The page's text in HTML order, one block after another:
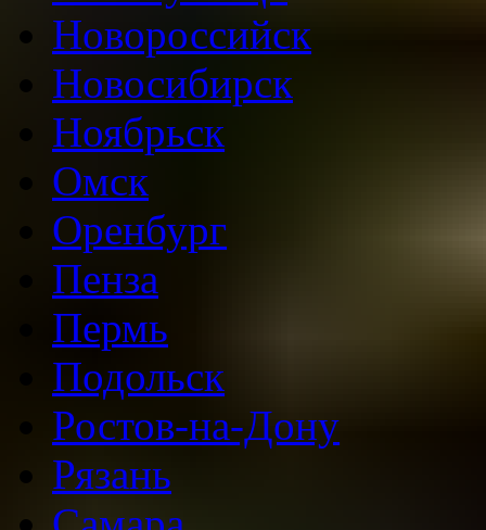
Новороссийск
Новосибирск
Ноябрьск
Омск
Оренбург
Пенза
Пермь
Подольск
Ростов-на-Дону
Рязань